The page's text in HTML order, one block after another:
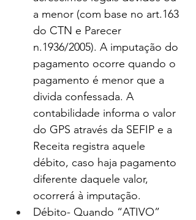
a menor (com base no art.163
do CTN e Parecer
n.1936/2005). A imputação do
pagamento ocorre quando o
pagamento é menor que a
divida confessada. A
contabilidade informa o valor
do GPS através da SEFIP e a
Receita registra aquele
débito, caso haja pagamento
diferente daquele valor,
ocorrerá à imputação.
Débito- Quando “ATIVO”